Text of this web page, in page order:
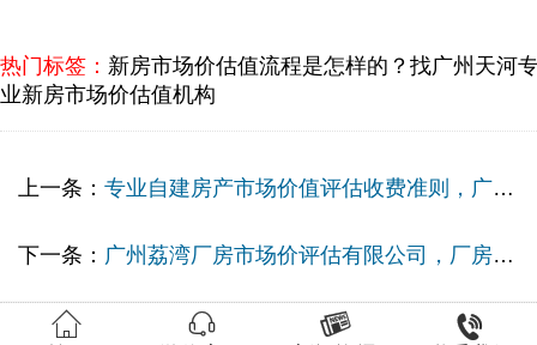
热门标签： 新房市场价估值流程是怎样的？找广州天河
业新房市场价估值机构
上一条： 专业自建房产市场价值评估收费准则，广州荔湾区赠与自建房产市场价值评估事务所
下一条： 广州荔湾厂房市场价评估有限公司，厂房抵押评估怎么收费
   